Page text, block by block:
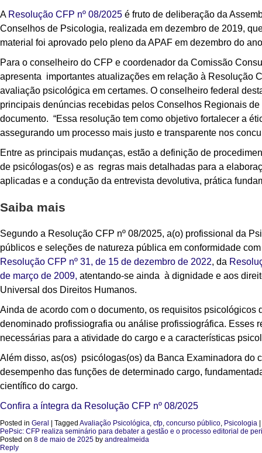
A Resolução CFP nº 08/2025 é fruto de deliberação da
Conselhos de Psicologia, realizada em dezembro de 2019,
material foi aprovado pelo pleno da APAF em dezembro do
Para o conselheiro do CFP e coordenador da Comissão
apresenta importantes atualizações em relação à Resolução
avaliação psicológica em certames. O conselheiro federal
principais denúncias recebidas pelos Conselhos Regionais
documento. “Essa resolução tem como objetivo fortalecer a
assegurando um processo mais justo e transparente nos
Entre as principais mudanças, estão a definição de
de psicólogas(os) e as regras mais detalhadas para a
aplicadas e a condução da entrevista devolutiva, prática
Saiba mais
Segundo a Resolução CFP nº 08/2025, a(o) profissional da
públicos e seleções de natureza pública em conformidade
Resolução CFP nº 31, de 15 de dezembro de 2022, da
de março de 2009, atentando-se ainda à dignidade e aos
Universal dos Direitos Humanos.
Ainda de acordo com o documento, os requisitos
denominado profissiografia ou análise profissiográfica. Esses
necessárias para a atividade do cargo e a características
Além disso, as(os) psicólogas(os) da Banca Examinadora do
desempenho das funções de determinado cargo,
científico do cargo.
Confira a íntegra da Resolução CFP nº 08/2025
Posted in Geral Tagged Avaliação Psicológica, cfp, concurso público, Psicologia
PePsic: CFP realiza seminário para debater a gestão e o processo editorial de
Posted on 8 de maio de 2025 by andrealmeida
Reply